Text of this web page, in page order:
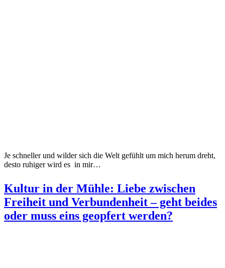
Je schneller und wilder sich die Welt gefühlt um mich herum dreht,
desto ruhiger wird es in mir…
Kultur in der Mühle: Liebe zwischen
Freiheit und Verbundenheit – geht beides
oder muss eins geopfert werden?